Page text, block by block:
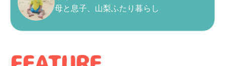
母と息子、山梨ふたり暮らし